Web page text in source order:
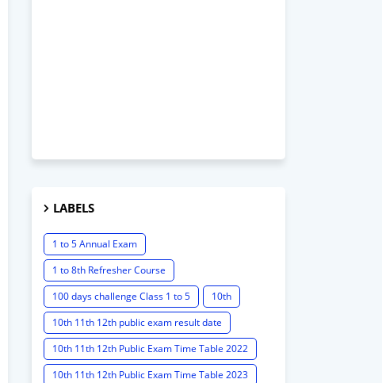
LABELS
1 to 5 Annual Exam
1 to 8th Refresher Course
100 days challenge Class 1 to 5
10th
10th 11th 12th public exam result date
10th 11th 12th Public Exam Time Table 2022
10th 11th 12th Public Exam Time Table 2023